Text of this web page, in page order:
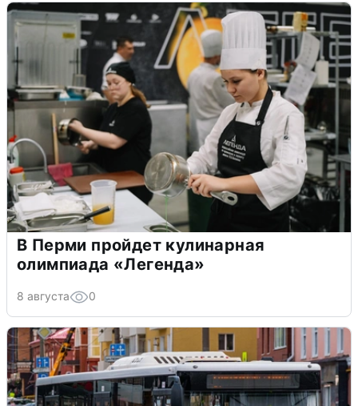
В Перми пройдет кулинарная
олимпиада «Легенда»
8 августа 0